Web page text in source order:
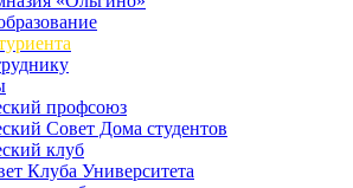
профсоюз
Совет Дома студентов
клуб
Клуба Университета